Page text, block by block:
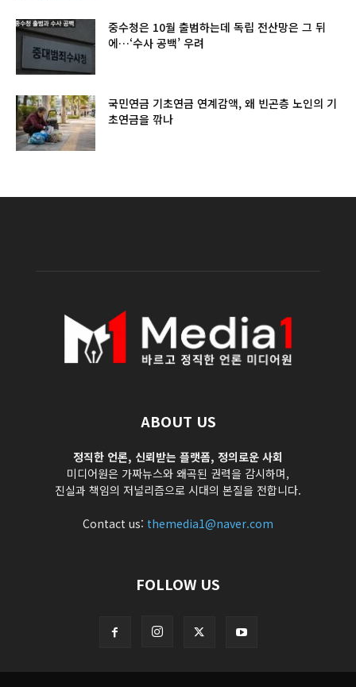
중수청은 10월 출범하는데 독립 전산망은 그 뒤
에…‘수사 공백’ 우려
국민연금 기초연금 연계감액, 왜 빈곤층 노인의 기
초연금을 깎나
ABOUT US
정직한 언론, 신뢰받는 플랫폼, 정의로운 사회
미디어원은 가짜뉴스와 왜곡된 권력을 감시하며,
진실과 책임의 저널리즘으로 시대의 본질을 전합니다.
Contact us: themedia1@naver.com
FOLLOW US